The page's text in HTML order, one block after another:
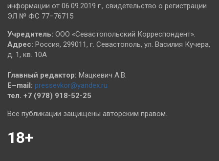
информации от 06.09.2019 г., свидетельство о регистрации
ЭЛ № ФС 77–76715
Учредитель: ООО «Севастопольский Корреспондент».
Адрес: Россия, 299011, г. Севастополь, ул. Василия Кучера,
д. 1, кв. 10А
Главный редактор: Мацкевич А.В.
E–mail: pressevkor@yandex.ru
тел. +7 (978) 918-52-25
Все публикации защищены авторским правом.
18+